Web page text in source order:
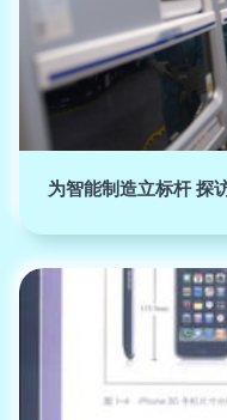
为智能制造立标杆 探